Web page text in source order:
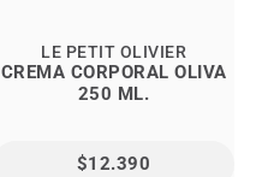
CREMA CORPORAL OLIVA
250 ML.
LE PETIT OLIVIER
$12.390